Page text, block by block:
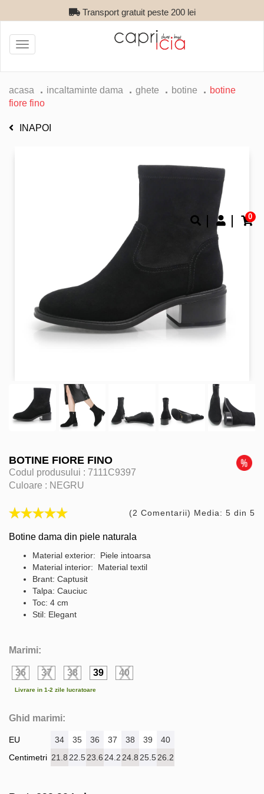
Transport gratuit peste 200 lei
0
Toggle
navigation
acasa incaltaminte dama ghete botine
botine
fiore fino
INAPOI
BOTINE FIORE FINO
Codul produsului : 7111C9397
Culoare : NEGRU
(2 Comentarii) Media: 5 din 5
Botine dama din piele naturala
Material exterior: Piele intoarsa
Material interior: Material textil
Brant: Captusit
Talpa: Cauciuc
Toc: 4 cm
Stil: Elegant
Marimi:
36 37 38 39 40
Livrare in 1-2 zile lucratoare
Ghid marimi:
EU
Centimetri
34 35 36 37 38 39
40
21.8 22.523.6 24.2 24.8 25.526.2